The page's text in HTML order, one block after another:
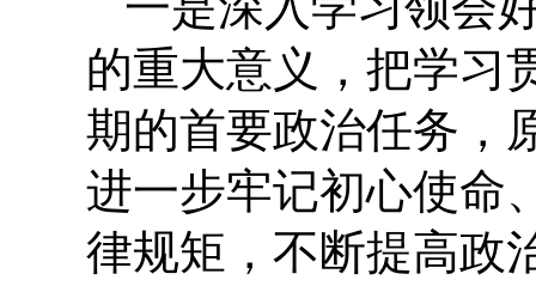
的重大意义，把学习
期的首要政治任务，
进一步牢记初心使命
律规矩，不断提高政